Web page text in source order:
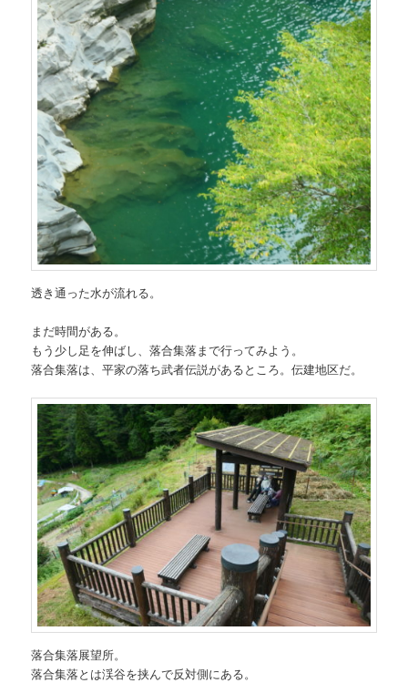
透き通った水が流れる。
まだ時間がある。
もう少し足を伸ばし、落合集落まで行ってみよう。
落合集落は、平家の落ち武者伝説があるところ。伝建地区だ。
落合集落展望所。
落合集落とは渓谷を挟んで反対側にある。